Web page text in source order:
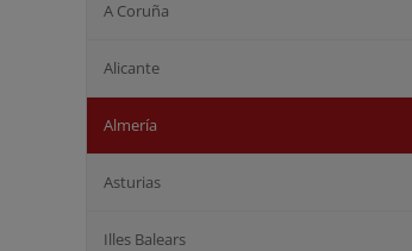
A Coruña
Alicante
Almería
Asturias
Illes Balears